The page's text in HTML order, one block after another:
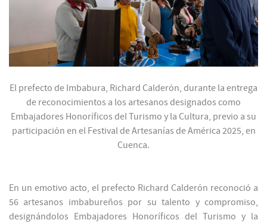
El prefecto de Imbabura, Richard Calderón, durante la entrega
de reconocimientos a los artesanos designados como
Embajadores Honoríficos del Turismo y la Cultura, previo a su
participación en el Festival de Artesanías de América 2025, en
Cuenca.
En un emotivo acto, el prefecto Richard Calderón reconoció a
56 artesanos imbabureños por su talento y compromiso,
designándolos Embajadores Honoríficos del Turismo y la